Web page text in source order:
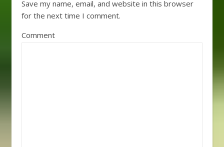
Save my name, email, and website in this browser
for the next time I comment.
Comment